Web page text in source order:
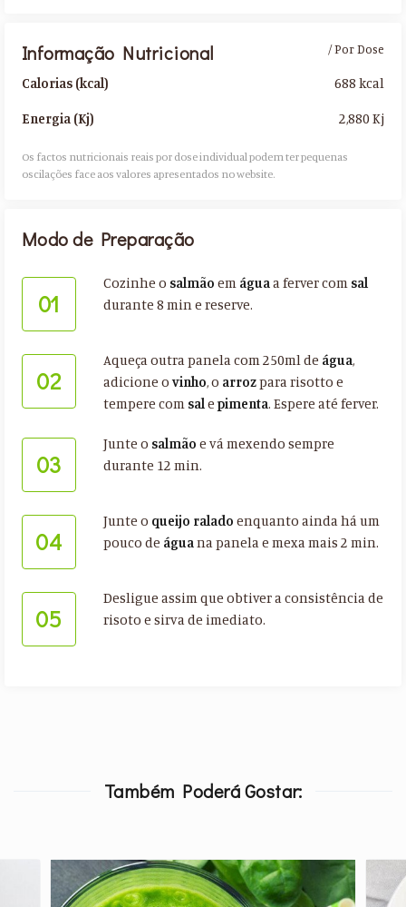
Informação Nutricional
Calorias (kcal)
Energia (Kj)
/ Por Dose
688 kcal
2,880 Kj
Os factos nutricionais reais por dose individual podem ter pequenas
oscilações face aos valores apresentados no website.​
Modo de Preparação
01
Cozinhe o salmão em águaa ferver com sal
durante 8 min e reserve.
02
Aqueça outra panela com 250ml de água,
adicione ovinho, o arrozpara risotto e
tempere com salepimenta. Espere até ferver.
03
Junte o salmão e vá mexendo sempre
durante 12 min.
04
Junte o queijo ralado enquanto ainda há um
pouco de águana panela e mexa mais 2 min.
05
Desligue assim que obtiver a consistência de
risoto e sirva de imediato.
Também Poderá Gostar: